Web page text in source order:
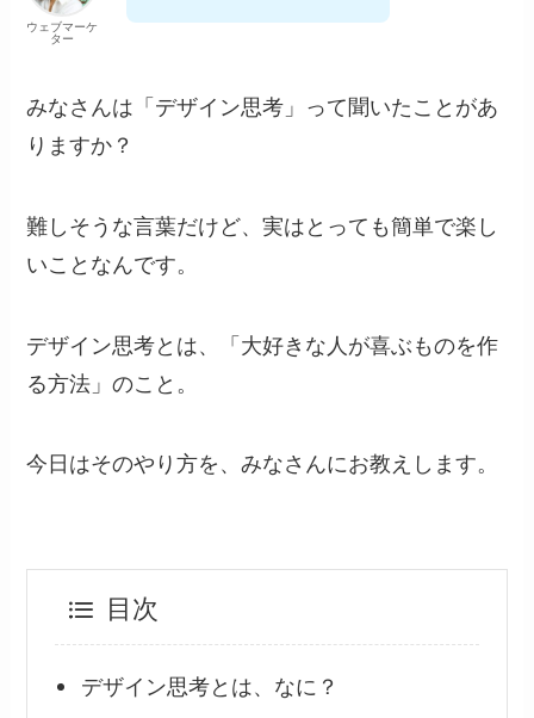
ウェブマーケ
ター
みなさんは「デザイン思考」って聞いたことがあ
りますか？
難しそうな言葉だけど、実はとっても簡単で楽し
いことなんです。
デザイン思考とは、「大好きな人が喜ぶものを作
る方法」のこと。
今日はそのやり方を、みなさんにお教えします。
目次
デザイン思考とは、なに？